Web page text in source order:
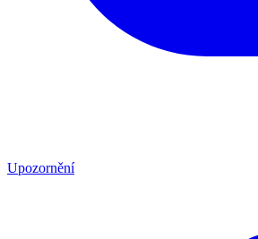
Upozornění